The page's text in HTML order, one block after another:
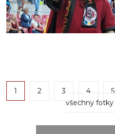
1 2 3 4 5
všechny fotky